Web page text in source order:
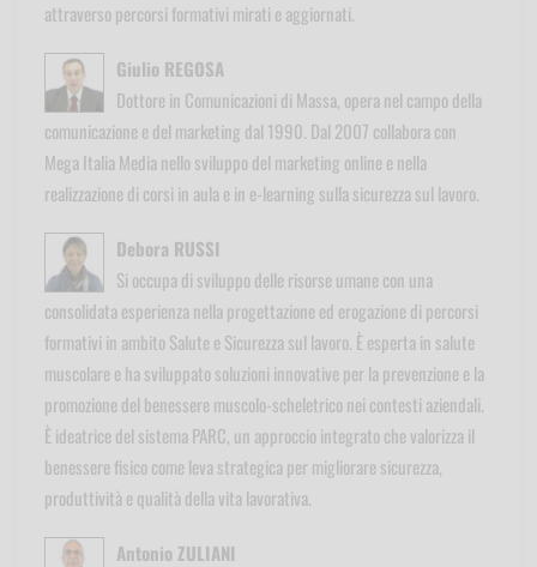
attraverso percorsi formativi mirati e aggiornati.
Giulio REGOSA
Dottore in Comunicazioni di Massa, opera nel campo della
comunicazione e del marketing dal 1990. Dal 2007 collabora con
Mega Italia Media nello sviluppo del marketing online e nella
realizzazione di corsi in aula e in e-learning sulla sicurezza sul lavoro.
Debora RUSSI
Si occupa di sviluppo delle risorse umane con una
consolidata esperienza nella progettazione ed erogazione di percorsi
formativi in ambito Salute e Sicurezza sul lavoro. È esperta in salute
muscolare e ha sviluppato soluzioni innovative per la prevenzione e la
promozione del benessere muscolo-scheletrico nei contesti aziendali.
È ideatrice del sistema PARC, un approccio integrato che valorizza il
benessere fisico come leva strategica per migliorare sicurezza,
produttività e qualità della vita lavorativa.
Antonio ZULIANI